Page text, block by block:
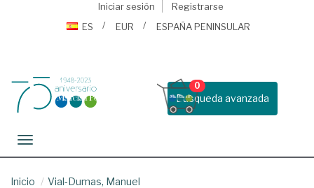
Iniciar sesión
Registrarse
ES
EUR ESPAÑA PENINSULAR
Busqueda avanzada
0
Toggle navigation
Inicio Vial-Dumas, Manuel